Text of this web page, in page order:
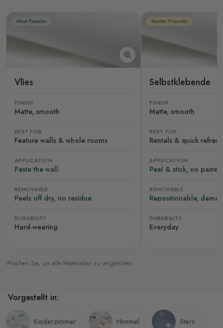
Most Popular
Vlies
FINISH
Matte, smooth
BEST FOR
Feature walls & whole rooms
APPLICATION
Paste the wall
REMOVABLE
Peels off dry, no residue
DURABILITY
Hard-wearing
Renter Friendly
Selbstklebende
FINISH
Matte, smooth
BEST FOR
Rentals & quick
APPLICATION
Peel & stick, no paste
REMOVABLE
Repositionable,
DURABILITY
Everyday
Wischen Sie, um alle Materialien zu vergleichen
Vorgestellt in:
Kinderzimmer Himmel Stern